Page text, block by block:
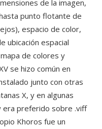
de la imagen,
punto flotante de
espacio de color,
ubicación espacial
de colores y
se hizo común en
junto con otras
X, y en algunas
era preferido sobre .viff
Khoros fue un